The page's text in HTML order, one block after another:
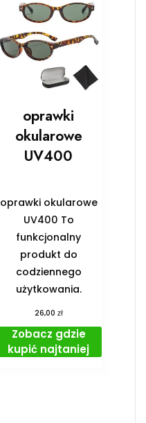
oprawki
okularowe
UV400
oprawki okularowe
UV400 To
funkcjonalny
produkt do
codziennego
użytkowania.
26,00 zł
Zobacz gdzie
kupić najtaniej